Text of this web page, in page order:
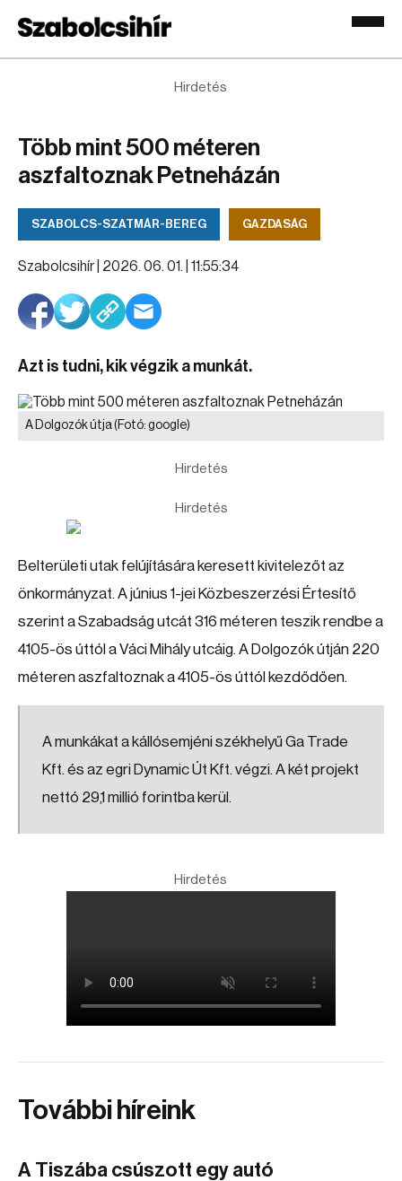
Hirdetés
Több mint 500 méteren
aszfaltoznak Petneházán
SZABOLCS-SZATMÁR-BEREG GAZDASÁG
Szabolcsihír | 2026. 06. 01. | 11:55:34
Azt is tudni, kik végzik a munkát.
A Dolgozók útja(Fotó: google)
Hirdetés
Hirdetés
Belterületi utak felújítására keresett kivitelezőt az
önkormányzat. A június 1-jei Közbeszerzési Értesítő
szerint a Szabadság utcát 316 méteren teszik rendbe a
4105-ös úttól a Váci Mihály utcáig. A Dolgozók útján 220
méteren aszfaltoznak a 4105-ös úttól kezdődően.
A munkákat a kállósemjéni székhelyű Ga Trade
Kft. és az egri Dynamic Út Kft. végzi. A két projekt
nettó 29,1 millió forintba kerül.
Hirdetés
További híreink
A Tiszába csúszott egy autó